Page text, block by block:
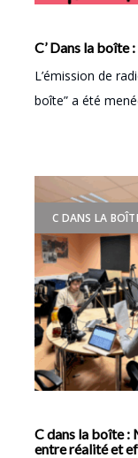
C’ Dans la boîte
L’émission de
boîte” a été
C DANS LA
C dans la boîte
entre réalité et